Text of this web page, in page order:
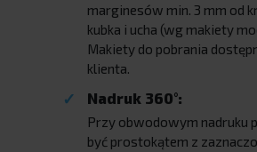
marginesów min. 3 mm od
kubka i ucha (wg makiety
Makiety do pobrania
klienta.
Nadruk 360°:
Przy obwodowym nadruku
być prostokątem z